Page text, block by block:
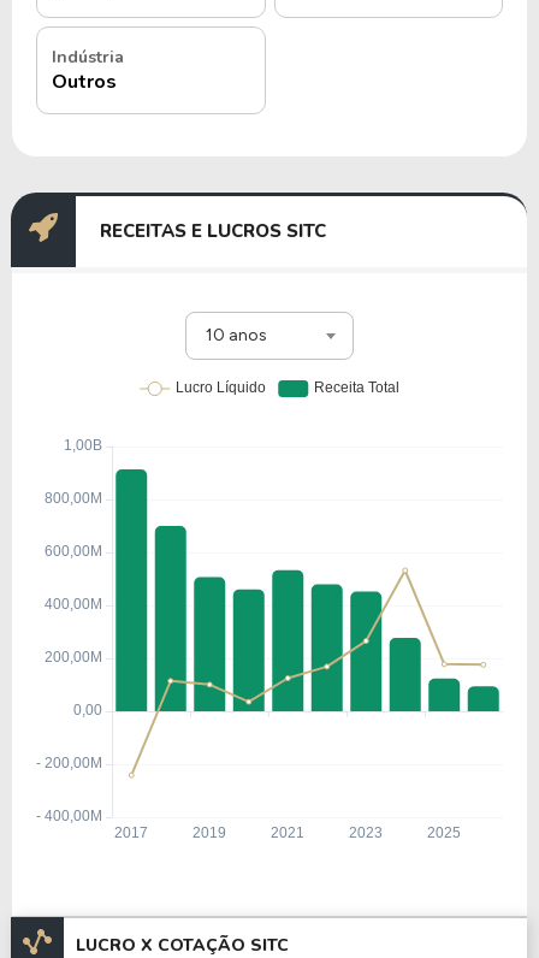
Indústria
Outros
RECEITAS E LUCROS SITC
10 anos
LUCRO X COTAÇÃO SITC